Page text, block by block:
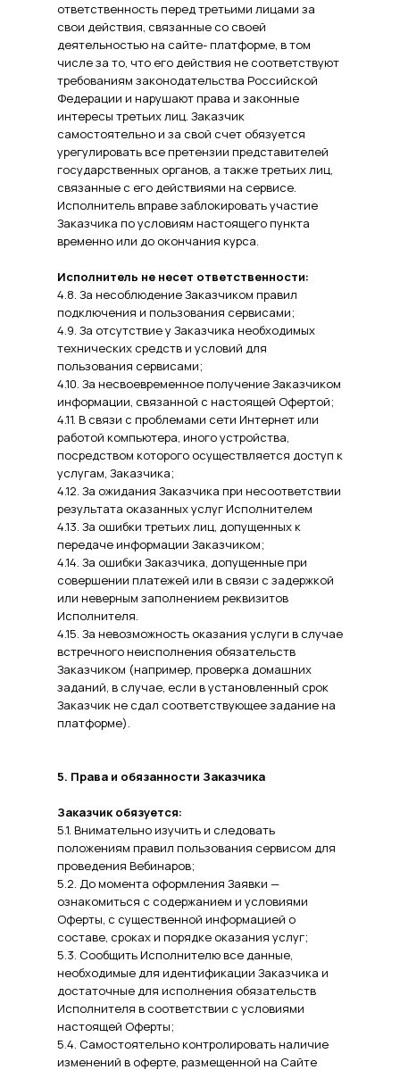
ответственность перед третьими лицами за
свои действия, связанные со своей
деятельностью на сайте- платформе, в том
числе за то, что его действия не соответствуют
требованиям законодательства Российской
Федерации и нарушают права и законные
интересы третьих лиц. Заказчик
самостоятельно и за свой счет обязуется
урегулировать все претензии представителей
государственных органов, а также третьих лиц,
связанные с его действиями на сервисе.
Исполнитель вправе заблокировать участие
Заказчика по условиям настоящего пункта
временно или до окончания курса.
Исполнитель не несет ответственности:
4.8. За несоблюдение Заказчиком правил
подключения и пользования сервисами;
4.9. За отсутствие у Заказчика необходимых
технических средств и условий для
пользования сервисами;
4.10. За несвоевременное получение Заказчиком
информации, связанной с настоящей Офертой;
4.11. В связи с проблемами сети Интернет или
работой компьютера, иного устройства,
посредством которого осуществляется доступ к
услугам, Заказчика;
4.12. За ожидания Заказчика при несоответствии
результата оказанных услуг Исполнителем
4.13. За ошибки третьих лиц, допущенных к
передаче информации Заказчиком;
4.14. За ошибки Заказчика, допущенные при
совершении платежей или в связи с задержкой
или неверным заполнением реквизитов
Исполнителя.
4.15. За невозможность оказания услуги в случае
встречного неисполнения обязательств
Заказчиком (например, проверка домашних
заданий, в случае, если в установленный срок
Заказчик не сдал соответствующее задание на
платформе).
5. Права и обязанности Заказчика
Заказчик обязуется:
5.1. Внимательно изучить и следовать
положениям правил пользования сервисом для
проведения Вебинаров;
5.2. До момента оформления Заявки —
ознакомиться с содержанием и условиями
Оферты, с существенной информацией о
составе, сроках и порядке оказания услуг;
5.3. Сообщить Исполнителю все данные,
необходимые для идентификации Заказчика и
достаточные для исполнения обязательств
Исполнителя в соответствии с условиями
настоящей Оферты;
5.4. Самостоятельно контролировать наличие
изменений в оферте, размещенной на Сайте